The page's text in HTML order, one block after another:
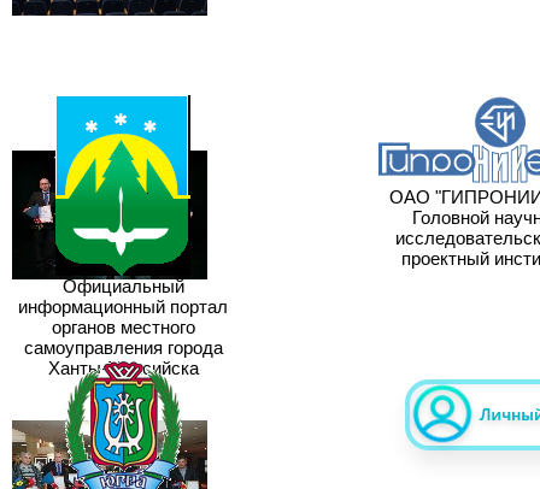
Официальный
информационный портал
органов местного
самоуправления города
Ханты-Мансийска
ОАО
Головной
проектный